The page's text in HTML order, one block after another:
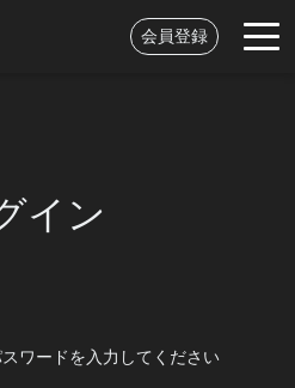
会員登録
イン
ワードを入力してください